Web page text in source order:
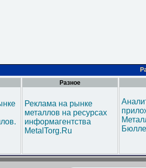
Разное
Реклама на рынке
металлов на ресурсах
информагентства
MetalTorg.Ru